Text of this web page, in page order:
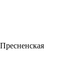
Пресненская